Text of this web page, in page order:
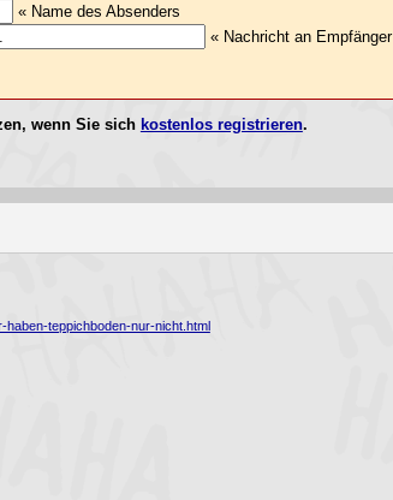
« Name des Absenders
« Nachricht an Empfänger
wenn Sie sich kostenlos registrieren.
haben-teppichboden-nur-nicht.html